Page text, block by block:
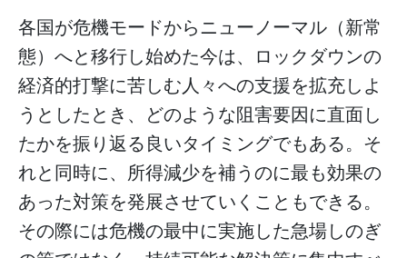
各国が危機モードからニューノーマル（新常
態）へと移行し始めた今は、ロックダウンの
経済的打撃に苦しむ人々への支援を拡充しよ
うとしたとき、どのような阻害要因に直面し
たかを振り返る良いタイミングでもある。そ
れと同時に、所得減少を補うのに最も効果の
あった対策を発展させていくこともできる。
その際には危機の最中に実施した急場しのぎ